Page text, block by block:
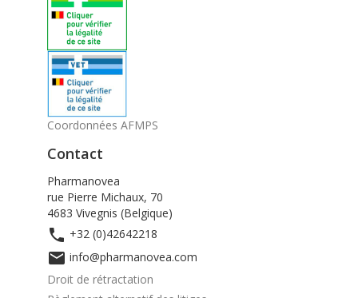
Coordonnées AFMPS
Contact
Pharmanovea
rue Pierre Michaux, 70
4683 Vivegnis (Belgique)
 +32 (0)42642218
 info@pharmanovea.com
Droit de rétractation